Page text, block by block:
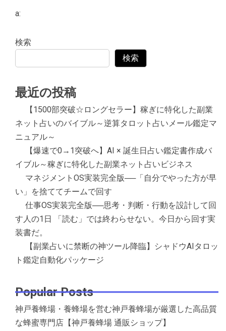
a:
検索
検索
最近の投稿
【1500部突破☆ロングセラー】稼ぎに特化した副業
ネット占いのバイブル～逆算タロット占いメール鑑定マ
ニュアル～
【爆速で0→1突破へ】AI × 誕生日占い鑑定書作成バ
イブル～稼ぎに特化した副業ネット占いビジネス
マネジメントOS実装完全版──「自分でやった方が早
い」を捨ててチームで回す
仕事OS実装完全版──思考・判断・行動を設計して回
す人の1日 「読む」では終わらせない。今日から回す実
装書だ。
【副業占いに禁断の神ツール降臨】シャドウAIタロッ
ト鑑定自動化パッケージ
Popular Posts
神戸養蜂場・養蜂場を営む神戸養蜂場が厳選した高品質
な蜂蜜専門店【神戸養蜂場 通販ショップ】